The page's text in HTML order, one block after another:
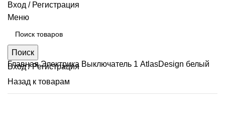
Вход / Регистрация
Меню
Поиск
Вход / Регистрация
ГлавнаяЭлектрика Выключатель 1 AtlasDesign белый
Назад к товарам